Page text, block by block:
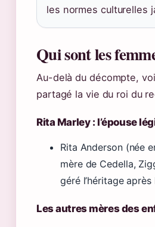
les normes culturelles
Qui sont les
Au-delà du décompte,
partagé la vie du roi du
Rita Marley : l’épouse
Rita Anderson (née
mère de Cedella,
géré l’héritage
Les autres mères des